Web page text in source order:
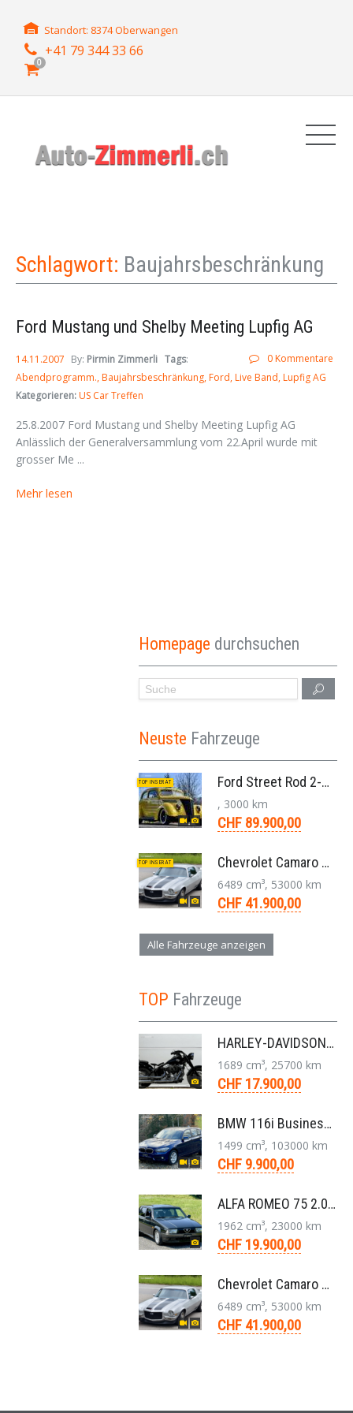
Standort: 8374 Oberwangen
+41 79 344 33 66
0
Schlagwort: Baujahrsbeschränkung
Ford Mustang und Shelby Meeting Lupfig AG
0 Kommentare
14.11.2007 By: Pirmin Zimmerli Tags:
Abendprogramm. Baujahrsbeschränkung Ford Live Band Lupfig AG
Kategorieren:US Car Treffen
25.8.2007 Ford Mustang und Shelby Meeting Lupfig AG
Anlässlich der Generalversammlung vom 22.April wurde mit
grosser Me ...
Mehr lesen
Homepage durchsuchen
Neuste Fahrzeuge
TOP INSERAT Ford Street Rod 2-Door V8 Aut. 1937
, 3000 km
CHF 89.900,00
TOP INSERAT Chevrolet Camaro SS 396 LS3 Coupe Aut. 1971
6489 cm³, 53000 km
CHF 41.900,00
Alle Fahrzeuge anzeigen
TOP Fahrzeuge
HARLEY-DAVIDSON FLS Softail Slim ABS Chopper 6-Gang 2013
1689 cm³, 25700 km
CHF 17.900,00
BMW 116i Business 1er F20 Limousine 1.5 6-Gang 2016
1499 cm³, 103000 km
CHF 9.900,00
ALFA ROMEO 75 2.0 TS Super Berlina 5-Gang 1991
1962 cm³, 23000 km
CHF 19.900,00
Chevrolet Camaro SS 396 LS3 Coupe Aut. 1971
6489 cm³, 53000 km
CHF 41.900,00